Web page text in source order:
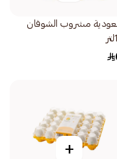
مشروب الشوفان
+